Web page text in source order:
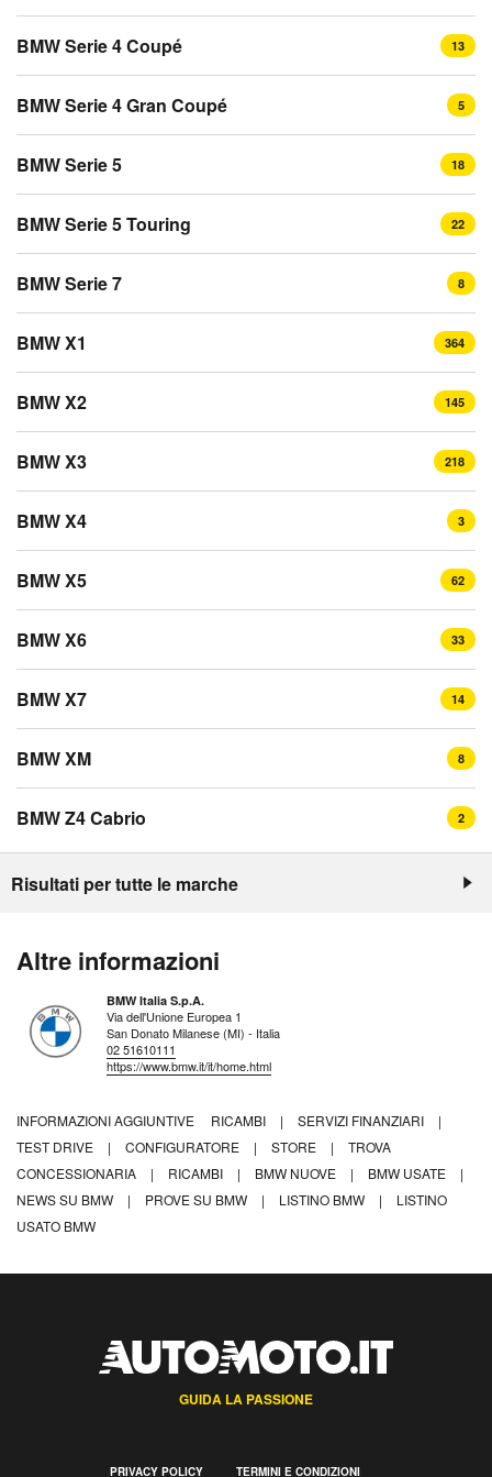
BMW Serie 4 Coupé 13
BMW Serie 4 Gran Coupé 5
BMW Serie 5 18
BMW Serie 5 Touring 22
BMW Serie 7 8
BMW X1 364
BMW X2 145
BMW X3 218
BMW X4 3
BMW X5 62
BMW X6 33
BMW X7 14
BMW XM 8
BMW Z4 Cabrio 2
Risultati per tutte le marche
Altre informazioni
BMW Italia S.p.A.
Via dell'Unione Europea 1
San Donato Milanese (MI) - Italia
02 51610111
https://www.bmw.it/it/home.html
INFORMAZIONI AGGIUNTIVE RICAMBI | SERVIZI FINANZIARI
|
TEST DRIVE
| CONFIGURATORE | STORE |
TROVA
CONCESSIONARIA
| RICAMBI | BMW NUOVE | BMW USATE
|
NEWS SU BMW
| PROVE SU BMW | LISTINO BMW |
LISTINO
USATO BMW
GUIDA LA PASSIONE
PRIVACY POLICY TERMINI E CONDIZIONI